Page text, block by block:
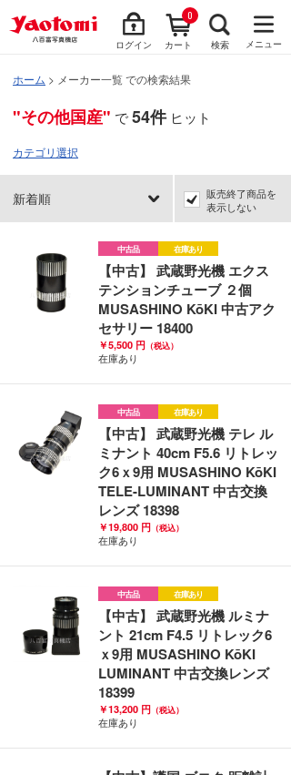
ログイン カート
0
検索 メニュー
ホーム > メーカー一覧 での検索結果
"その他国産" で54件ヒット
カテゴリ選択
新着順
販売終了商品を
表示しない
中古品 在庫あり
【中古】 武蔵野光機 エクス
テンションチューブ ２個
MUSASHINO KōKI 中古アク
セサリー 18400
￥5,500 円 （税込）
在庫あり
中古品 在庫あり
【中古】 武蔵野光機 テレ ル
ミナント 40cm F5.6 リトレッ
ク6ｘ9用 MUSASHINO KōKI
TELE-LUMINANT 中古交換
レンズ 18398
￥19,800 円 （税込）
在庫あり
中古品 在庫あり
【中古】 武蔵野光機 ルミナ
ント 21cm F4.5 リトレック6
ｘ9用 MUSASHINO KōKI
LUMINANT 中古交換レンズ
18399
￥13,200 円 （税込）
在庫あり